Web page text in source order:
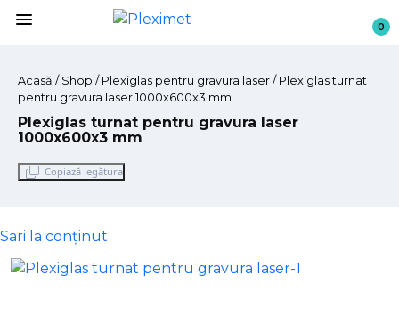
menu 0
Acasă / Shop / Plexiglas pentru gravura laser / Plexiglas turnat
pentru gravura laser 1000x600x3 mm
Plexiglas turnat pentru gravura laser
1000x600x3 mm
Copiază legătura
Sari la conținut